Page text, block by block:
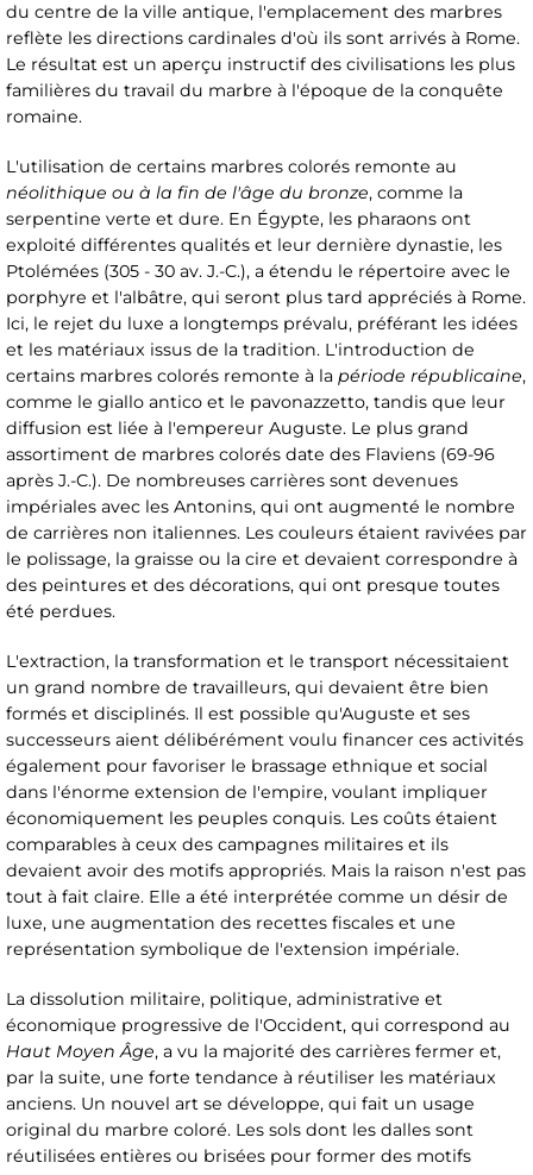
du centre de la ville antique, l'emplacement des marbres
reflète les directions cardinales d'où ils sont arrivés à Rome.
Le résultat est un aperçu instructif des civilisations les plus
familières du travail du marbre à l'époque de la conquête
romaine.
L'utilisation de certains marbres colorés remonte au
néolithique ou à la fin de l'âge du bronze, comme la
serpentine verte et dure. En Égypte, les pharaons ont
exploité différentes qualités et leur dernière dynastie, les
Ptolémées (305 - 30 av. J.-C.), a étendu le répertoire avec le
porphyre et l'albâtre, qui seront plus tard appréciés à Rome.
Ici, le rejet du luxe a longtemps prévalu, préférant les idées
et les matériaux issus de la tradition. L'introduction de
certains marbres colorés remonte à la période républicaine,
comme le giallo antico et le pavonazzetto, tandis que leur
diffusion est liée à l'empereur Auguste. Le plus grand
assortiment de marbres colorés date des Flaviens (69-96
après J.-C.). De nombreuses carrières sont devenues
impériales avec les Antonins, qui ont augmenté le nombre
de carrières non italiennes. Les couleurs étaient ravivées par
le polissage, la graisse ou la cire et devaient correspondre à
des peintures et des décorations, qui ont presque toutes
été perdues.
L'extraction, la transformation et le transport nécessitaient
un grand nombre de travailleurs, qui devaient être bien
formés et disciplinés. Il est possible qu'Auguste et ses
successeurs aient délibérément voulu financer ces activités
également pour favoriser le brassage ethnique et social
dans l'énorme extension de l'empire, voulant impliquer
économiquement les peuples conquis. Les coûts étaient
comparables à ceux des campagnes militaires et ils
devaient avoir des motifs appropriés. Mais la raison n'est pas
tout à fait claire. Elle a été interprétée comme un désir de
luxe, une augmentation des recettes fiscales et une
représentation symbolique de l'extension impériale.
La dissolution militaire, politique, administrative et
économique progressive de l'Occident, qui correspond au
Haut Moyen Âge, a vu la majorité des carrières fermer et,
par la suite, une forte tendance à réutiliser les matériaux
anciens. Un nouvel art se développe, qui fait un usage
original du marbre coloré. Les sols dont les dalles sont
réutilisées entières ou brisées pour former des motifs